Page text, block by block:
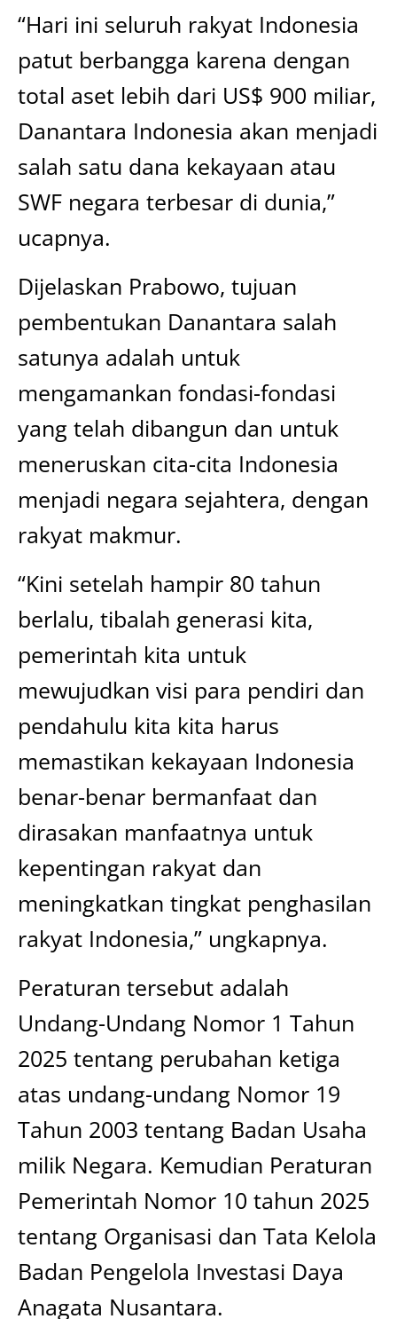
“Hari ini seluruh rakyat Indonesia
patut berbangga karena dengan
total aset lebih dari US$ 900 miliar,
Danantara Indonesia akan menjadi
salah satu dana kekayaan atau
SWF negara terbesar di dunia,”
ucapnya.
Dijelaskan Prabowo, tujuan
pembentukan Danantara salah
satunya adalah untuk
mengamankan fondasi-fondasi
yang telah dibangun dan untuk
meneruskan cita-cita Indonesia
menjadi negara sejahtera, dengan
rakyat makmur.
“Kini setelah hampir 80 tahun
berlalu, tibalah generasi kita,
pemerintah kita untuk
mewujudkan visi para pendiri dan
pendahulu kita kita harus
memastikan kekayaan Indonesia
benar-benar bermanfaat dan
dirasakan manfaatnya untuk
kepentingan rakyat dan
meningkatkan tingkat penghasilan
rakyat Indonesia,” ungkapnya.
Peraturan tersebut adalah
Undang-Undang Nomor 1 Tahun
2025 tentang perubahan ketiga
atas undang-undang Nomor 19
Tahun 2003 tentang Badan Usaha
milik Negara. Kemudian Peraturan
Pemerintah Nomor 10 tahun 2025
tentang Organisasi dan Tata Kelola
Badan Pengelola Investasi Daya
Anagata Nusantara.